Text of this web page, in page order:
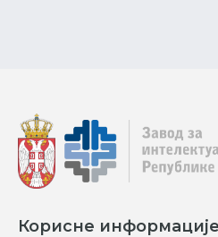
Корисне информације